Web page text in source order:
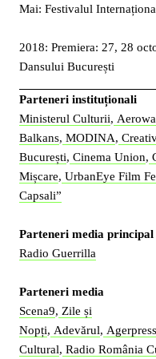
Mai: Festivalul
2018: Premiera: 27, 28
Dansului București
Parteneri instituționali
Ministerul Culturii,
Balkans, MODINA,
București, Cinema Union,
Mișcare, UrbanEye Film
Capsali”
Parteneri media principal
Radio Guerrilla
Parteneri media
Scena9, Zile și
Nopți, Adevărul, Agerpress
Cultural, Radio România